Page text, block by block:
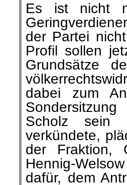
Es ist nicht
der Partei
Profil sollen
Grundsätze
dabei zum
Scholz sein
verkündete,
der Fraktion,
Hennig-
dafür, dem